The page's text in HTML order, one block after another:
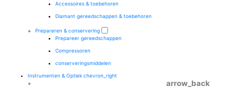
Accessoires & toebehoren
Diamant gereedschappen & toebehoren
Prepareren & conservering
Prepareer gereedschappen
Compressoren
conserveringsmiddelen
Instrumenten & Optiek chevron_right
arrow_back